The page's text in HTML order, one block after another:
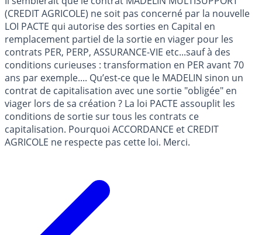
(CREDIT AGRICOLE) ne soit pas concerné par la nouvelle
LOI PACTE qui autorise des sorties en Capital en
remplacement partiel de la sortie en viager pour les
contrats PER, PERP, ASSURANCE-VIE etc...sauf à des
conditions curieuses : transformation en PER avant 70
ans par exemple.... Qu’est-ce que le MADELIN sinon un
contrat de capitalisation avec une sortie "obligée" en
viager lors de sa création ? La loi PACTE assouplit les
conditions de sortie sur tous les contrats ce
capitalisation. Pourquoi ACCORDANCE et CREDIT
AGRICOLE ne respecte pas cette loi. Merci.